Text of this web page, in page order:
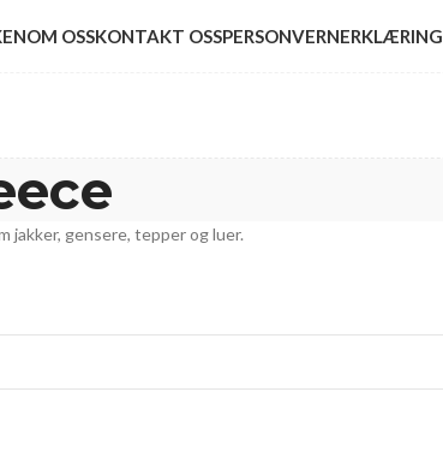
OM OSSKONTAKT OSSPERSONVERNERKLÆRING
gensere, tepper og luer.